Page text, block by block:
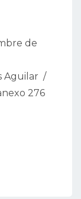
de
Aguilar /
276